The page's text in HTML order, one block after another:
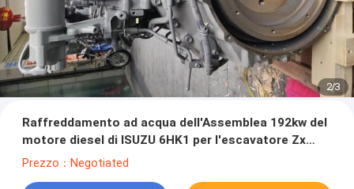
2/3
Raffreddamento ad acqua dell'Assemblea 192kw del
motore diesel di ISUZU 6HK1 per l'escavatore Zx
330-3
Prezzo：Negotiated